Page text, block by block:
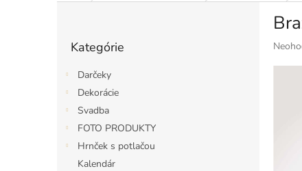
kategórie
Kategórie
Darčeky
Dekorácie
Svadba
FOTO PRODUKTY
Hrnček s potlačou
Kalendár